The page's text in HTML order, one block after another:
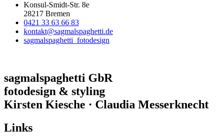
Konsul-Smidt-Str. 8e
28217 Bremen
0421 33 63 66 83
kontakt@sagmalspaghetti.de
sagmalspaghetti_fotodesign
sagmalspaghetti GbR
fotodesign & styling
Kirsten Kiesche · Claudia Messerknecht
Links